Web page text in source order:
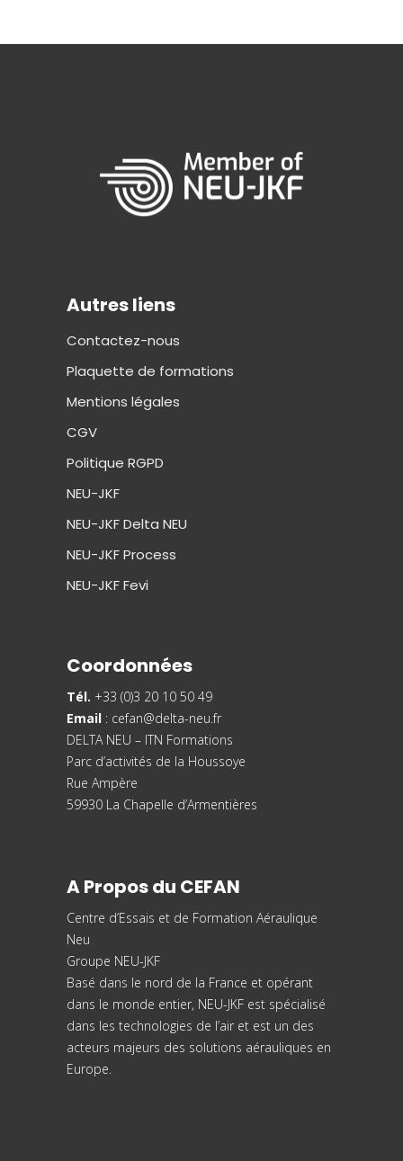
Autres liens
Contactez-nous
Plaquette de formations
Mentions légales
CGV
Politique RGPD
NEU-JKF
NEU-JKF Delta NEU
NEU-JKF Process
NEU-JKF Fevi
Coordonnées
Tél. +33 (0)3 20 10 50 49
Email : cefan@delta-neu.fr
DELTA NEU – ITN Formations
Parc d’activités de la Houssoye
Rue Ampère
59930 La Chapelle d’Armentières
A Propos du CEFAN
Centre d’Essais et de Formation Aéraulique
Neu
Groupe NEU-JKF
Basé dans le nord de la France et opérant
dans le monde entier, NEU-JKF est spécialisé
dans les technologies de l’air et est un des
acteurs majeurs des solutions aérauliques en
Europe.